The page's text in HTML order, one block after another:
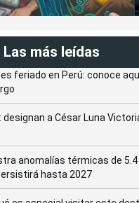
Las más leídas
feriado en Perú: conoce
designan a César Luna
anomalías térmicas de 5.4
hasta 2027